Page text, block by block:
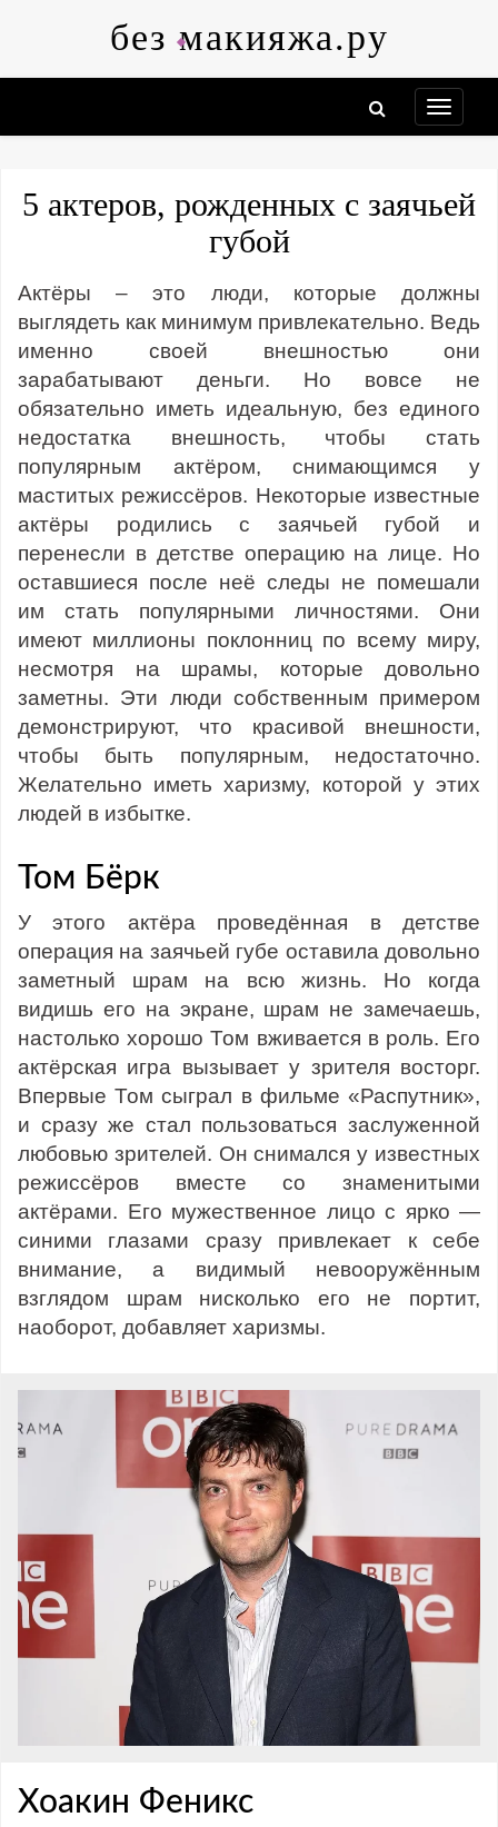
без макияжа.ру
5 актеров, рожденных с заячьей
губой
Актёры – это люди, которые должны
выглядеть как минимум привлекательно. Ведь
именно своей внешностью они
зарабатывают деньги. Но вовсе не
обязательно иметь идеальную, без единого
недостатка внешность, чтобы стать
популярным актёром, снимающимся у
маститых режиссёров. Некоторые известные
актёры родились с заячьей губой и
перенесли в детстве операцию на лице. Но
оставшиеся после неё следы не помешали
им стать популярными личностями. Они
имеют миллионы поклонниц по всему миру,
несмотря на шрамы, которые довольно
заметны. Эти люди собственным примером
демонстрируют, что красивой внешности,
чтобы быть популярным, недостаточно.
Желательно иметь харизму, которой у этих
людей в избытке.
Том Бёрк
У этого актёра проведённая в детстве
операция на заячьей губе оставила довольно
заметный шрам на всю жизнь. Но когда
видишь его на экране, шрам не замечаешь,
настолько хорошо Том вживается в роль. Его
актёрская игра вызывает у зрителя восторг.
Впервые Том сыграл в фильме «Распутник»,
и сразу же стал пользоваться заслуженной
любовью зрителей. Он снимался у известных
режиссёров вместе со знаменитыми
актёрами. Его мужественное лицо с ярко —
синими глазами сразу привлекает к себе
внимание, а видимый невооружённым
взглядом шрам нисколько его не портит,
наоборот, добавляет харизмы.
Хоакин Феникс